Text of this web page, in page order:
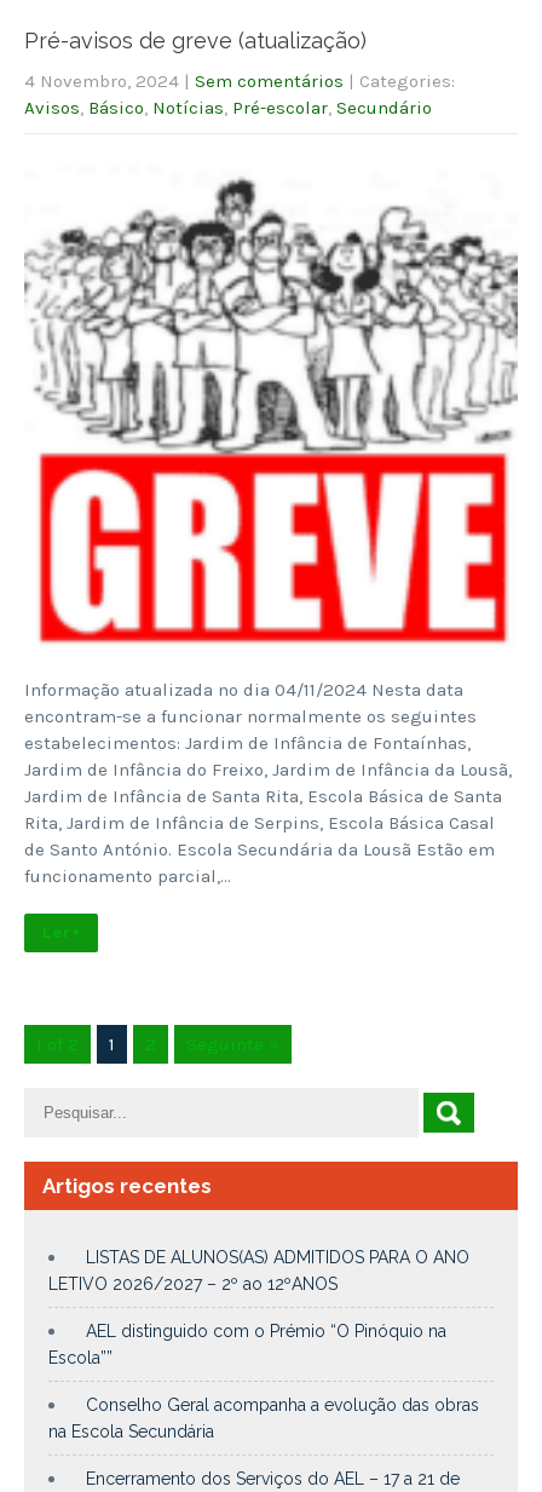
Pré-avisos de greve (atualização)
4 Novembro, 2024 | Sem comentários | Categories:
Avisos Básico Notícias Pré-escolar Secundário
Informação atualizada no dia 04/11/2024 Nesta data
encontram-se a funcionar normalmente os seguintes
estabelecimentos: Jardim de Infância de Fontaínhas,
Jardim de Infância do Freixo, Jardim de Infância da Lousã,
Jardim de Infância de Santa Rita, Escola Básica de Santa
Rita, Jardim de Infância de Serpins, Escola Básica Casal
de Santo António. Escola Secundária da Lousã Estão em
funcionamento parcial,…
Ler +
1 of 2 1 2 Seguinte »
Artigos recentes
LISTAS DE ALUNOS(AS) ADMITIDOS PARA O ANO
LETIVO 2026/2027 – 2º ao 12ºANOS
AEL distinguido com o Prémio “O Pinóquio na
Escola””
Conselho Geral acompanha a evolução das obras
na Escola Secundária
Encerramento dos Serviços do AEL – 17 a 21 de